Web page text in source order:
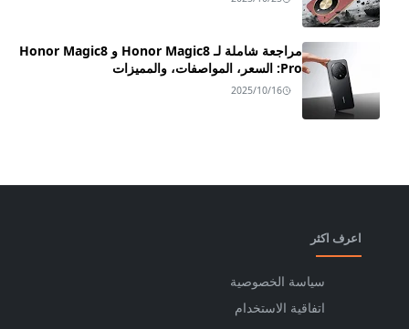
مراجعة شاملة لـ Honor Magic8 و Honor Magic8
Pro: السعر، المواصفات، والمميزات
2025/10/16
اعرف اكثر
سياسة الخصوصية
اتفاقية الاستخدام